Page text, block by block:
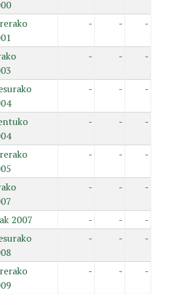
- - -
- - -
- - -
- - -
- - -
- - -
2007 - -
-
- - -
- - -